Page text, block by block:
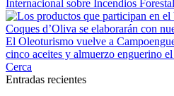
Internacional sobre Incendios
El Oleoturismo vuelve a
cinco aceites y almuerzo enguerino
Cerca
Entradas recientes